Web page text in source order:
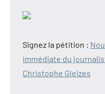
Signez la pétition :
immédiate du
Christophe Gleizes